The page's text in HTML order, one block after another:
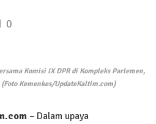
0
Komisi IX DPR di Kompleks Parlemen,
Kemenkes/UpdateKaltim.com)
– Dalam upaya